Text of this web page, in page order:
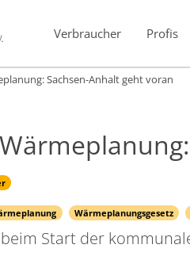
Verbraucher
Profis
Sachsen-Anhalt geht voran
Wärmeplanungsgesetz
Start der